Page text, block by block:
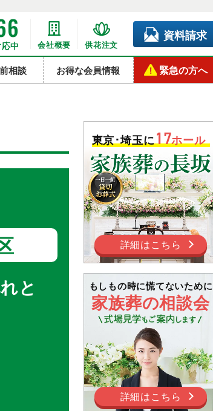
中 会社概要 供花注文
資料請求
相談 お得な会員情報 緊急の方へ
と
東京･埼玉に17ホール
詳細はこちら
もしもの時に慌てないために
家族葬の相談会
詳細はこちら